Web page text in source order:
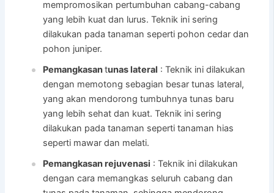
mempromosikan pertumbuhan cabang-cabang
yang lebih kuat dan lurus. Teknik ini sering
dilakukan pada tanaman seperti pohon cedar dan
pohon juniper.
Pemangkasantunas lateral : Teknik ini dilakukan
dengan memotong sebagian besar tunas lateral,
yang akan mendorong tumbuhnya tunas baru
yang lebih sehat dan kuat. Teknik ini sering
dilakukan pada tanaman seperti tanaman hias
seperti mawar dan melati.
Pemangkasan rejuvenasi : Teknik ini dilakukan
dengan cara memangkas seluruh cabang dan